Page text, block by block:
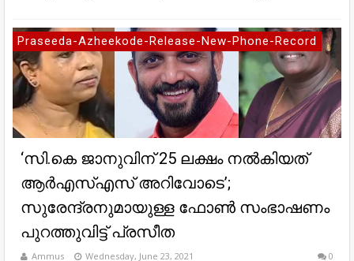
Praseeda-Azheekode-Release-New-Phone-Record
‘സി.കെ ജാനുവിന് 25 ലക്ഷം നല്‍കിയത്
ആര്‍എസ്എസ് അറിവോടെ’;
സുരേന്ദ്രനുമായുള്ള ഫോണ്‍ സംഭാഷണം
പുറത്തുവിട്ട് പ്രസീത
Ammus Wednesday, June 23, 2021 0